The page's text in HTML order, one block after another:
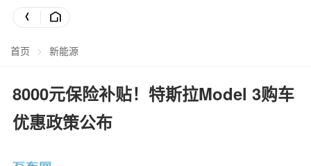
首页 > 新能源
8000元保险补贴！特斯拉Model 3购车
优惠政策公布